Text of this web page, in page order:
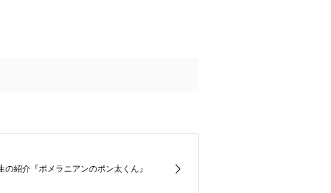
の紹介『ポメラニアンのポン太くん』